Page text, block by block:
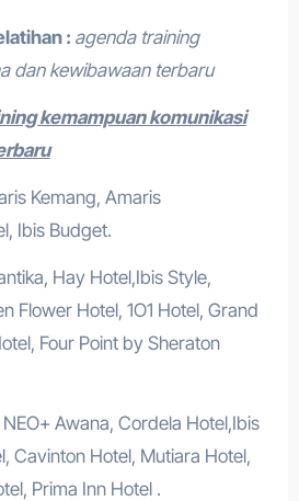
: agenda training
dan kewibawaan terbaru
kemampuan komunikasi
Kemang, Amaris
Ibis Budget.
Hay Hotel,Ibis Style,
Flower Hotel, 1O1 Hotel, Grand
Four Point by Sheraton
NEO+ Awana, Cordela Hotel,Ibis
Cavinton Hotel, Mutiara Hotel,
Prima Inn Hotel .